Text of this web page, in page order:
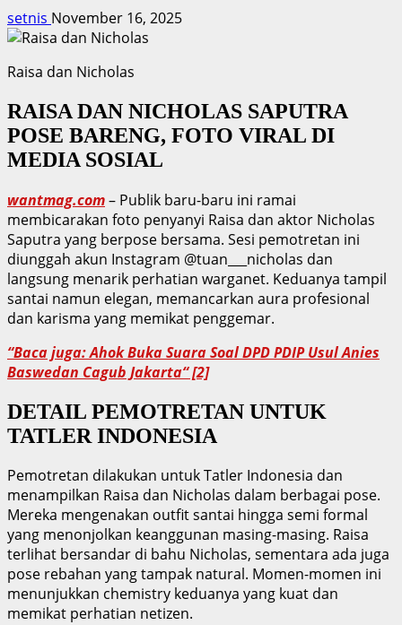
setnis November 16, 2025
Raisa dan Nicholas
RAISA DAN NICHOLAS SAPUTRA
POSE BARENG, FOTO VIRAL DI
MEDIA SOSIAL
wantmag.com– Publik baru-baru ini ramai
membicarakan foto penyanyi Raisa dan aktor Nicholas
Saputra yang berpose bersama. Sesi pemotretan ini
diunggah akun Instagram @tuan___nicholas dan
langsung menarik perhatian warganet. Keduanya tampil
santai namun elegan, memancarkan aura profesional
dan karisma yang memikat penggemar.
“Baca juga: Ahok Buka Suara Soal DPD PDIP Usul Anies
Baswedan Cagub Jakarta“ [2]
DETAIL PEMOTRETAN UNTUK
TATLER INDONESIA
Pemotretan dilakukan untuk Tatler Indonesia dan
menampilkan Raisa dan Nicholas dalam berbagai pose.
Mereka mengenakan outfit santai hingga semi formal
yang menonjolkan keanggunan masing-masing. Raisa
terlihat bersandar di bahu Nicholas, sementara ada juga
pose rebahan yang tampak natural. Momen-momen ini
menunjukkan chemistry keduanya yang kuat dan
memikat perhatian netizen.